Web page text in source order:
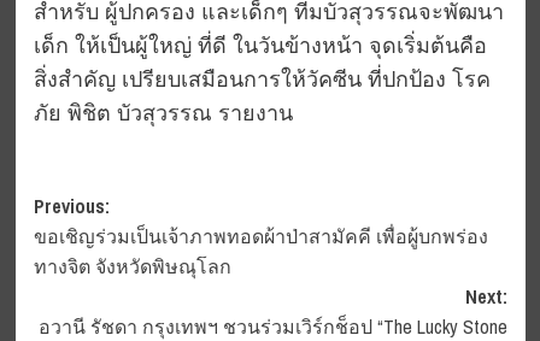
สำหรับ ผู้ปกครอง และเด็กๆ ทีมบัวสุวรรณจะพัฒนา
เด็ก ให้เป็นผู้ใหญ่ ที่ดี ในวันข้างหน้า จุดเริ่มต้นคือ
สิ่งสำคัญ เปรียบเสมือนการให้วัคซีน ที่ปกป้อง โรค
ภัย พิชิต บัวสุวรรณ รายงาน
Post
navigation
Previous:
ขอเชิญร่วมเป็นเจ้าภาพทอดผ้าป่าสามัคคี เพื่อผู้บกพร่อง
ทางจิต จังหวัดพิษณุโลก
Next:
อวานี รัชดา กรุงเทพฯ ชวนร่วมเวิร์กช็อป “The Lucky Stone